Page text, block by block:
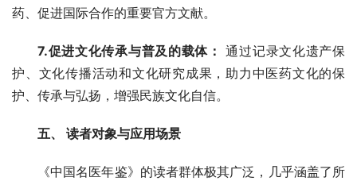
药、促进国际合作的重要官方文献。
7.促进文化传承与普及的载体： 通过记录文化遗产保
护、文化传播活动和文化研究成果，助力中医药文化的保
护、传承与弘扬，增强民族文化自信。
五、 读者对象与应用场景
《中国名医年鉴》的读者群体极其广泛，几乎涵盖了所